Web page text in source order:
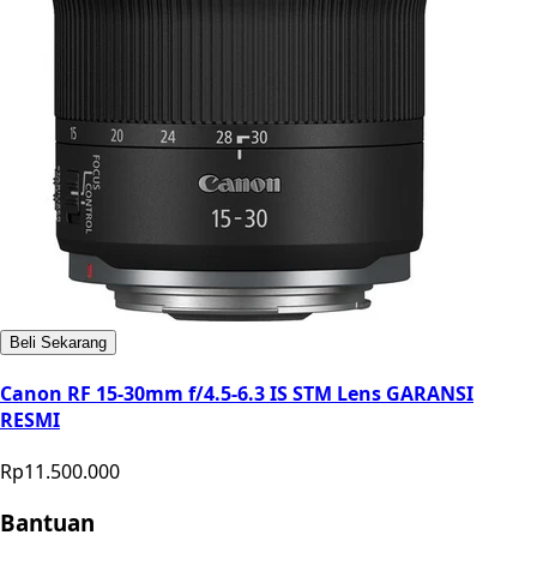
Beli Sekarang
Canon RF 15-30mm f/4.5-6.3 IS STM Lens GARANSI
RESMI
Rp11.500.000
Bantuan